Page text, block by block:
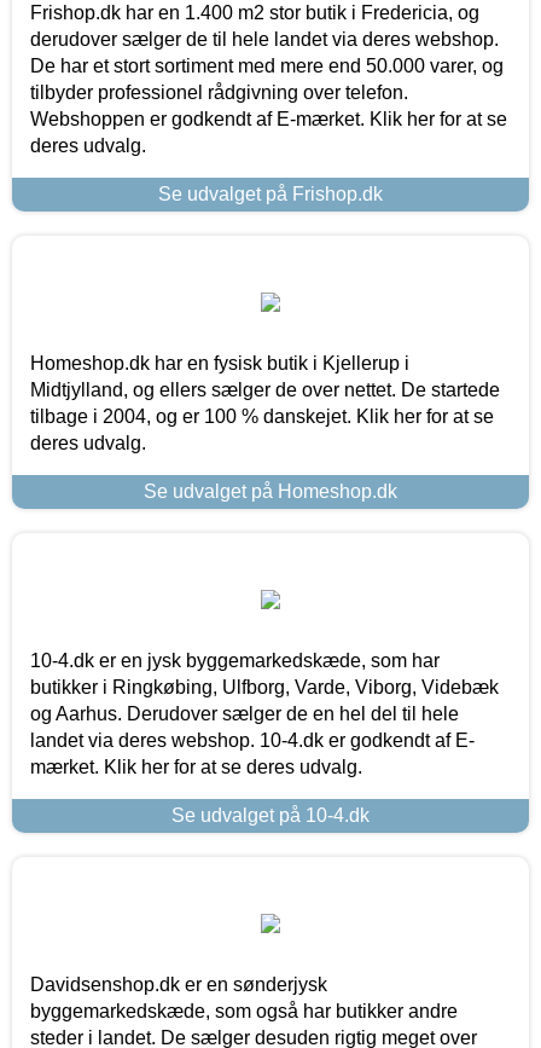
Frishop.dk har en 1.400 m2 stor butik i Fredericia, og
derudover sælger de til hele landet via deres webshop.
De har et stort sortiment med mere end 50.000 varer, og
tilbyder professionel rådgivning over telefon.
Webshoppen er godkendt af E-mærket. Klik her for at se
deres udvalg.
Se udvalget på Frishop.dk
Homeshop.dk har en fysisk butik i Kjellerup i
Midtjylland, og ellers sælger de over nettet. De startede
tilbage i 2004, og er 100 % danskejet. Klik her for at se
deres udvalg.
Se udvalget på Homeshop.dk
10-4.dk er en jysk byggemarkedskæde, som har
butikker i Ringkøbing, Ulfborg, Varde, Viborg, Videbæk
og Aarhus. Derudover sælger de en hel del til hele
landet via deres webshop. 10-4.dk er godkendt af E-
mærket. Klik her for at se deres udvalg.
Se udvalget på 10-4.dk
Davidsenshop.dk er en sønderjysk
byggemarkedskæde, som også har butikker andre
steder i landet. De sælger desuden rigtig meget over